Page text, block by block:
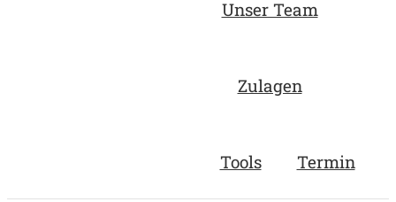
Unser Team
Zulagen
Tools Termin